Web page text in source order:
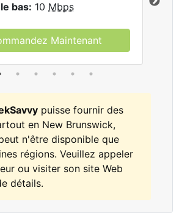
bas: 10 Mbps
Maintenant
puisse fournir des
en New Brunswick,
n'être disponible que
régions. Veuillez appeler
ou visiter son site Web
détails.